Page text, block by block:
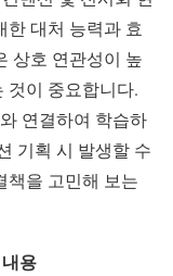
한 대처 능력과 효
상호 연관성이 높
것이 중요합니다.
연결하여 학습하
기획 시 발생할 수
책을 고민해 보는
용